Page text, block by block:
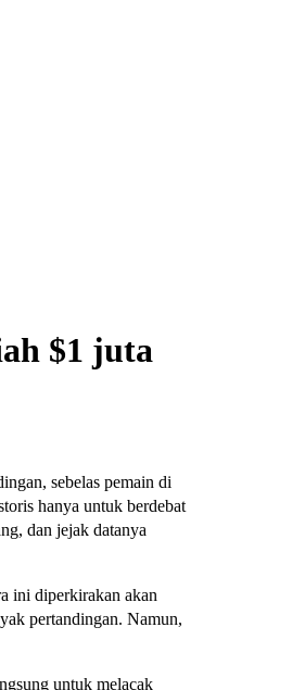
$1 juta
sebelas pemain di
hanya untuk berdebat
dan jejak datanya
ini diperkirakan akan
pertandingan. Namun,
untuk melacak